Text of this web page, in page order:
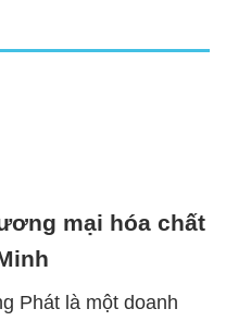
mại hóa chất
Phát là một doanh